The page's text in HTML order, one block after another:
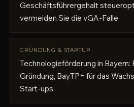
Geschäftsführergehalt
vermeiden Sie die vGA-Falle
GRÜNDUNG & STARTUP
Technologieförderung in Bayern:
Gründung, BayTP+ für das
Start-ups